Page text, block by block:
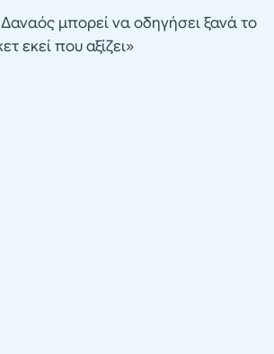
μπορεί να οδηγήσει ξανά το
εκεί που αξίζει»